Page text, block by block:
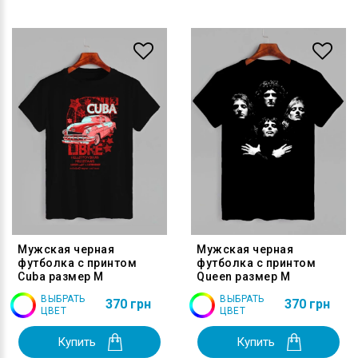
Мужская черная
футболка с принтом
Cuba размер M
ВЫБРАТЬ
ЦВЕТ
370 грн
Купить
Мужская черная
футболка с принтом
Queen размер M
ВЫБРАТЬ
ЦВЕТ
370 грн
Купить